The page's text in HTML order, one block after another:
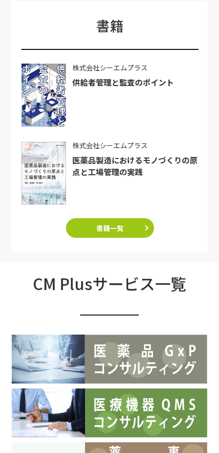
書籍
株式会社シーエムプラス
供給者管理と監査のポイント
株式会社シーエムプラス
医薬品製造におけるモノづくりの原
点と工場管理の実践
書籍一覧
CM Plusサービス一覧